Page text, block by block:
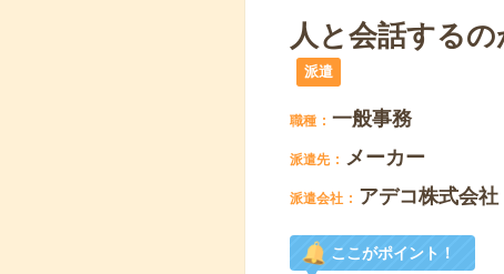
人と会話する
派遣
職種 一般事務
派遣先 メーカー
派遣会社 アデコ株式会社
ここがポイント！